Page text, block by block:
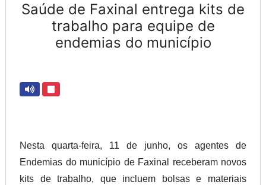
Saúde de Faxinal entrega kits de
trabalho para equipe de
endemias do município
Nesta quarta-feira, 11 de junho, os agentes de
Endemias do município de Faxinal receberam novos
kits de trabalho, que incluem bolsas e materiais